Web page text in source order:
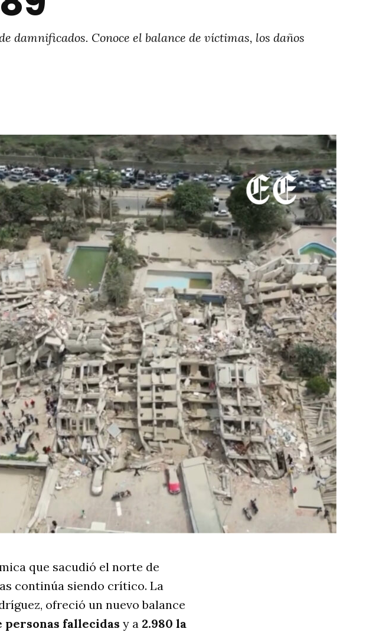
damnificados. Conoce el balance de víctimas, los daños
que sacudió el norte de
continúa siendo crítico. La
ofreció un nuevo balance
personas fallecidas y a 2.980 la